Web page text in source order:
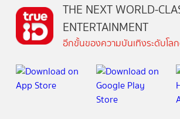
THE NEXT WORLD-
ENTERTAINMENT
อีกขั้นของความบันเทิงระดับโล